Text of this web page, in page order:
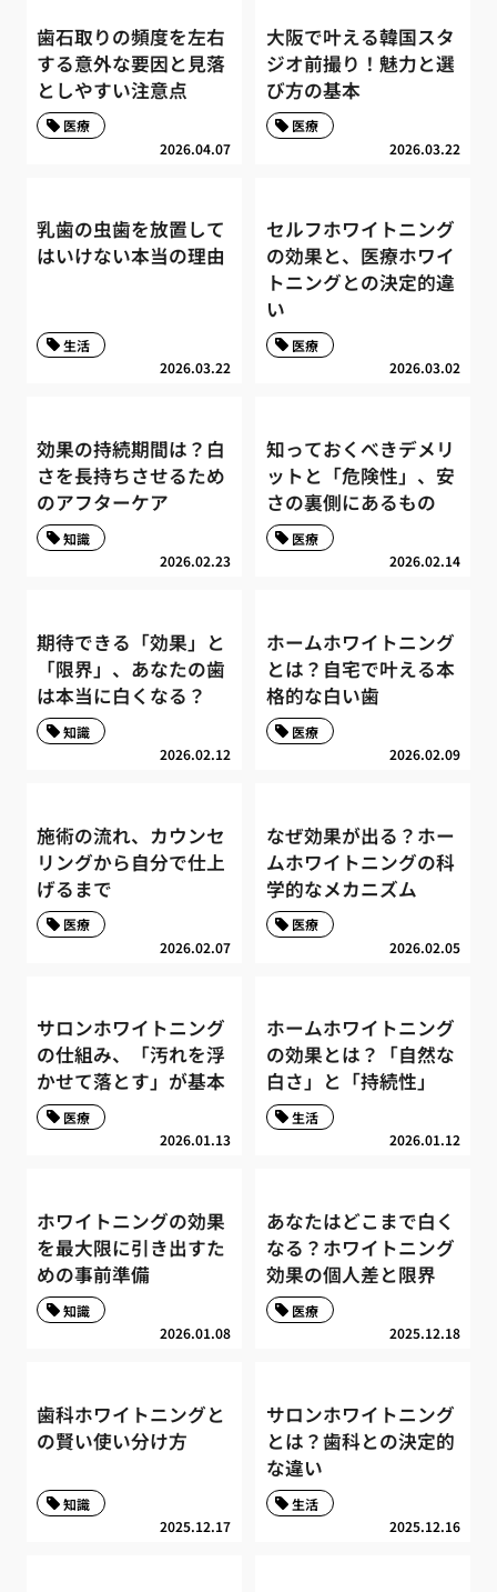
歯石取りの頻度を左右
する意外な要因と見落
としやすい注意点
2026.04.07
医療
大阪で叶える韓国スタ
ジオ前撮り！魅力と選
び方の基本
2026.03.22
医療
乳歯の虫歯を放置して
はいけない本当の理由
2026.03.22
生活
セルフホワイトニング
の効果と、医療ホワイ
トニングとの決定的違
い
2026.03.02
医療
効果の持続期間は？白
さを長持ちさせるため
のアフターケア
2026.02.23
知識
知っておくべきデメリ
ットと「危険性」、安
さの裏側にあるもの
2026.02.14
医療
期待できる「効果」と
「限界」、あなたの歯
は本当に白くなる？
2026.02.12
知識
ホームホワイトニング
とは？自宅で叶える本
格的な白い歯
2026.02.09
医療
施術の流れ、カウンセ
リングから自分で仕上
げるまで
2026.02.07
医療
なぜ効果が出る？ホー
ムホワイトニングの科
学的なメカニズム
2026.02.05
医療
サロンホワイトニング
の仕組み、「汚れを浮
かせて落とす」が基本
2026.01.13
医療
ホームホワイトニング
の効果とは？「自然な
白さ」と「持続性」
2026.01.12
生活
ホワイトニングの効果
を最大限に引き出すた
めの事前準備
2026.01.08
知識
あなたはどこまで白く
なる？ホワイトニング
効果の個人差と限界
2025.12.18
医療
歯科ホワイトニングと
の賢い使い分け方
2025.12.17
知識
サロンホワイトニング
とは？歯科との決定的
な違い
2025.12.16
生活